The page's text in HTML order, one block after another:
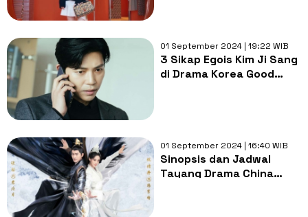
01 September 2024 | 19:22 WIB
3 Sikap Egois Kim Ji Sang
di Drama Korea Good
01 September 2024 | 16:40 WIB
Sinopsis dan Jadwal
Tayang Drama China